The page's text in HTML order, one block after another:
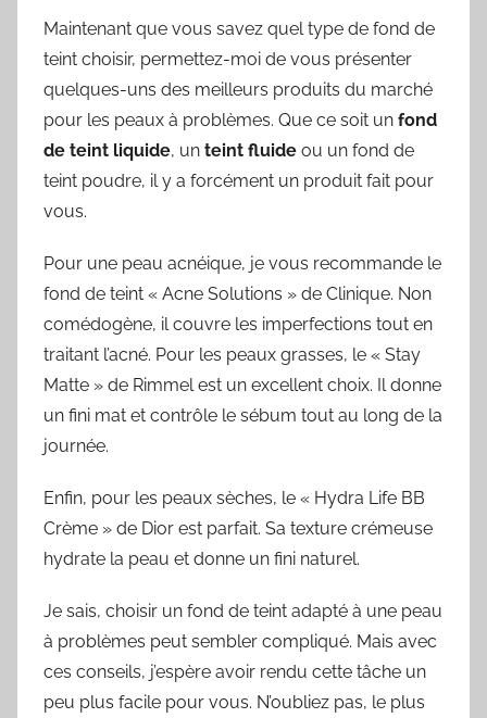
Maintenant que vous savez quel type de fond de
teint choisir, permettez-moi de vous présenter
quelques-uns des meilleurs produits du marché
pour les peaux à problèmes. Que ce soit un fond
de teint liquide, un teint fluide ou un fond de
teint poudre, il y a forcément un produit fait pour
vous.
Pour une peau acnéique, je vous recommande le
fond de teint « Acne Solutions » de Clinique. Non
comédogène, il couvre les imperfections tout en
traitant l’acné. Pour les peaux grasses, le « Stay
Matte » de Rimmel est un excellent choix. Il donne
un fini mat et contrôle le sébum tout au long de la
journée.
Enfin, pour les peaux sèches, le « Hydra Life BB
Crème » de Dior est parfait. Sa texture crémeuse
hydrate la peau et donne un fini naturel.
Je sais, choisir un fond de teint adapté à une peau
à problèmes peut sembler compliqué. Mais avec
ces conseils, j’espère avoir rendu cette tâche un
peu plus facile pour vous. N’oubliez pas, le plus